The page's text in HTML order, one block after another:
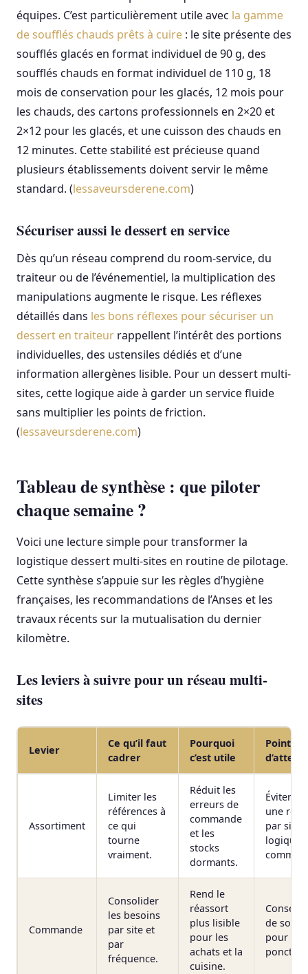
équipes. C’est particulièrement utile avec la gamme
de soufflés chauds prêts à cuire : le site présente des
soufflés glacés en format individuel de 90 g, des
soufflés chauds en format individuel de 110 g, 18
mois de conservation pour les glacés, 12 mois pour
les chauds, des cartons professionnels en 2×20 et
2×12 pour les glacés, et une cuisson des chauds en
12 minutes. Cette stabilité est précieuse quand
plusieurs établissements doivent servir le même
standard. (lessaveursderene.com)
Sécuriser aussi le dessert en service
Dès qu’un réseau comprend du room-service, du
traiteur ou de l’événementiel, la multiplication des
manipulations augmente le risque. Les réflexes
détaillés dans les bons réflexes pour sécuriser un
dessert en traiteur rappellent l’intérêt des portions
individuelles, des ustensiles dédiés et d’une
information allergènes lisible. Pour un dessert multi-
sites, cette logique aide à garder un service fluide
sans multiplier les points de friction.
(lessaveursderene.com)
Tableau de synthèse : que piloter
chaque semaine ?
Voici une lecture simple pour transformer la
logistique dessert multi-sites en routine de pilotage.
Cette synthèse s’appuie sur les règles d’hygiène
françaises, les recommandations de l’Anses et les
travaux récents sur la mutualisation du dernier
kilomètre.
Les leviers à suivre pour un réseau multi-
sites
Levier
Ce qu’il faut
cadrer
Pourquoi
c’est utile
Point
Assortiment
Limiter les
références à
ce qui
tourne
vraiment.
Réduit les
erreurs de
commande
et les
stocks
dormants.
Éviter
une
par site
logique
Commande
Consolider
les besoins
par site et
par
fréquence.
Rend le
réassort
plus lisible
pour les
achats et la
cuisine.
de
pour les